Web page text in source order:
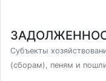
Субъекты
(сборам), пеням и